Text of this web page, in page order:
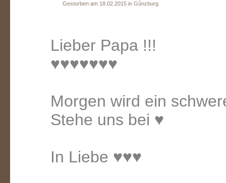
Gestorben am 18.02.2015 in Gůnzburg
Lieber Papa !!!
♥♥♥♥♥♥♥
Morgen wird ein
Stehe uns bei ♥
In Liebe ♥♥♥